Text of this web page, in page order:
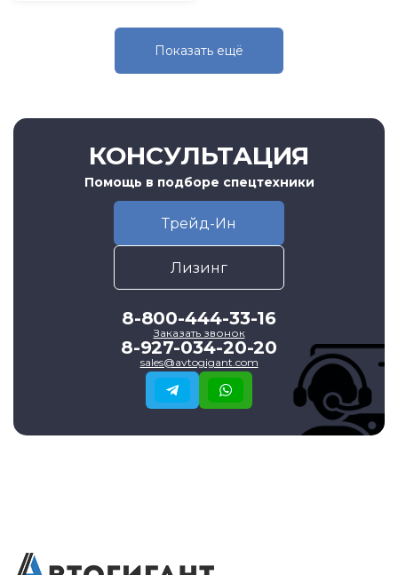
Показать eщё
КОНСУЛЬТАЦИЯ
Помощь в подборе спецтехники
Трейд-Ин
Лизинг
8-800-444-33-16
Заказать звонок
8-927-034-20-20
sales@avtogigant.com